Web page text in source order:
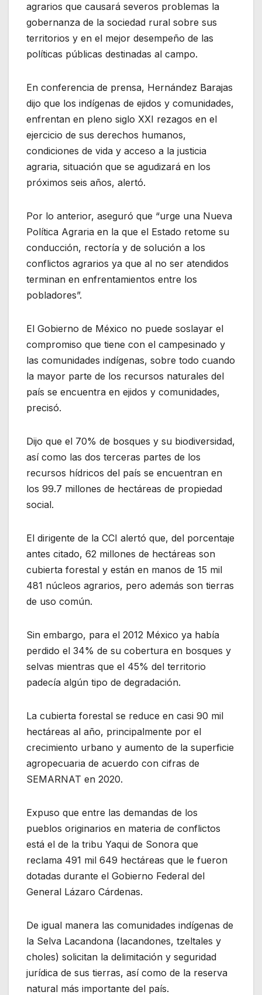
agrarios que causará severos problemas la
gobernanza de la sociedad rural sobre sus
territorios y en el mejor desempeño de las
políticas públicas destinadas al campo.
En conferencia de prensa, Hernández Barajas
dijo que los indígenas de ejidos y comunidades,
enfrentan en pleno siglo XXI rezagos en el
ejercicio de sus derechos humanos,
condiciones de vida y acceso a la justicia
agraria, situación que se agudizará en los
próximos seis años, alertó.
Por lo anterior, aseguró que “urge una Nueva
Política Agraria en la que el Estado retome su
conducción, rectoría y de solución a los
conflictos agrarios ya que al no ser atendidos
terminan en enfrentamientos entre los
pobladores”.
El Gobierno de México no puede soslayar el
compromiso que tiene con el campesinado y
las comunidades indígenas, sobre todo cuando
la mayor parte de los recursos naturales del
país se encuentra en ejidos y comunidades,
precisó.
Dijo que el 70% de bosques y su biodiversidad,
así como las dos terceras partes de los
recursos hídricos del país se encuentran en
los 99.7 millones de hectáreas de propiedad
social.
El dirigente de la CCI alertó que, del porcentaje
antes citado, 62 millones de hectáreas son
cubierta forestal y están en manos de 15 mil
481 núcleos agrarios, pero además son tierras
de uso común.
Sin embargo, para el 2012 México ya había
perdido el 34% de su cobertura en bosques y
selvas mientras que el 45% del territorio
padecía algún tipo de degradación.
La cubierta forestal se reduce en casi 90 mil
hectáreas al año, principalmente por el
crecimiento urbano y aumento de la superficie
agropecuaria de acuerdo con cifras de
SEMARNAT en 2020.
Expuso que entre las demandas de los
pueblos originarios en materia de conflictos
está el de la tribu Yaqui de Sonora que
reclama 491 mil 649 hectáreas que le fueron
dotadas durante el Gobierno Federal del
General Lázaro Cárdenas.
De igual manera las comunidades indígenas de
la Selva Lacandona (lacandones, tzeltales y
choles) solicitan la delimitación y seguridad
jurídica de sus tierras, así como de la reserva
natural más importante del país.